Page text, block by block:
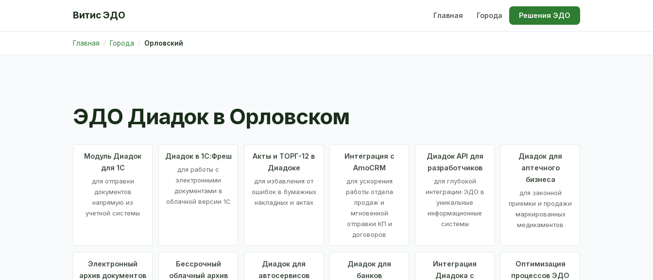
Витис ЭДО Главная Города Решения ЭДО
Главная Города Орловский
ЭДО Диадок в Орловском
Модуль Диадок
для 1С
для отправки
документов
напрямую из
учетной системы
Диадок в 1С:Фреш
для работы с
электронными
документами в
облачной версии 1С
Акты и ТОРГ-12 в
Диадоке
для избавления от
ошибок в бумажных
накладных и актах
Интеграция с
AmoCRM
для ускорения
работы отдела
продаж и
мгновенной
отправки КП и
договоров
Диадок API для
разработчиков
для глубокой
интеграции ЭДО в
уникальные
информационные
системы
Диадок для
аптечного
бизнеса
для законной
приемки и продажи
маркированных
медикаментов
Электронный
архив документов
Бессрочный
облачный архив
Диадок для
автосервисов
Диадок для
банков
Интеграция
Диадока с
Оптимизация
процессов ЭДО